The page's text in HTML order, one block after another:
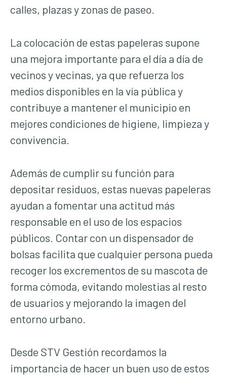
calles, plazas y zonas de paseo.
La colocación de estas papeleras supone
una mejora importante para el día a día de
vecinos y vecinas, ya que refuerza los
medios disponibles en la vía pública y
contribuye a mantener el municipio en
mejores condiciones de higiene, limpieza y
convivencia.
Además de cumplir su función para
depositar residuos, estas nuevas papeleras
ayudan a fomentar una actitud más
responsable en el uso de los espacios
públicos. Contar con un dispensador de
bolsas facilita que cualquier persona pueda
recoger los excrementos de su mascota de
forma cómoda, evitando molestias al resto
de usuarios y mejorando la imagen del
entorno urbano.
Desde STV Gestión recordamos la
importancia de hacer un buen uso de estos